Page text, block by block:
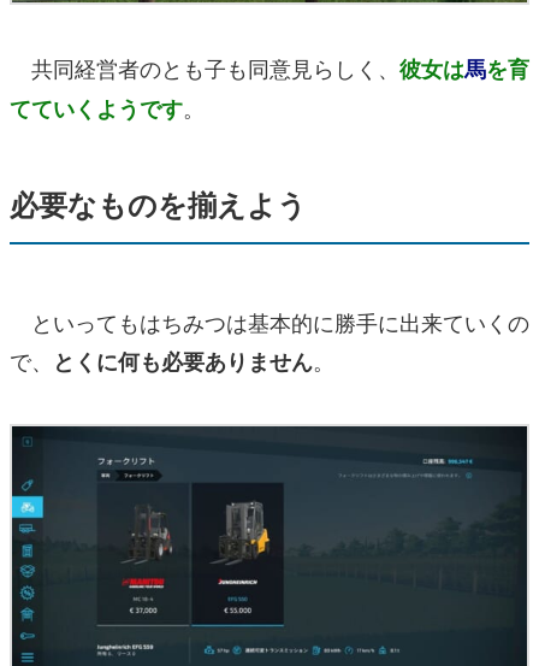
共同経営者のとも子も同意見らしく、 彼女は馬を育
てていくようです。
必要なものを揃えよう
といってもはちみつは基本的に勝手に出来ていくの
で、
とくに何も必要ありません。